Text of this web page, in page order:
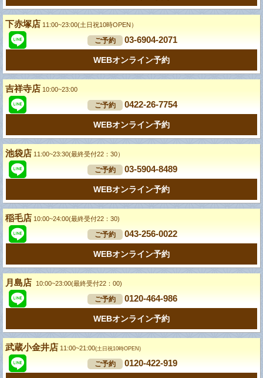
下赤塚店 11:00~23:00(土日祝10時OPEN）
ご予約 03-6904-2071
WEBオンライン予約
吉祥寺店 10:00~23:00
ご予約 0422-26-7754
WEBオンライン予約
池袋店 11:00~23:30(最終受付22：30）
ご予約 03-5904-8489
WEBオンライン予約
稲毛店 10:00~24:00(最終受付22：30)
ご予約 043-256-0022
WEBオンライン予約
月島店 10:00~23:00(最終受付22：00)
ご予約 0120-464-986
WEBオンライン予約
武蔵小金井店 11:00~21:00(土日祝10時OPEN)
ご予約 0120-422-919